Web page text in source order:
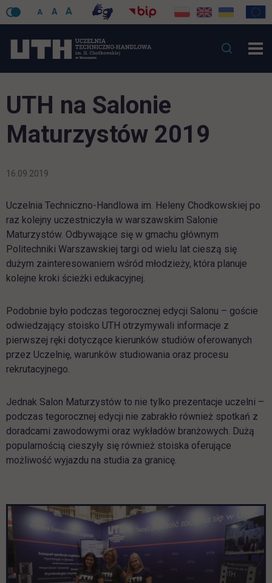
A A A
UTH na Salonie
Maturzystów 2019
16.09.2019
Uczelnia Techniczno-Handlowa im. Heleny Chodkowskiej po
raz kolejny uczestniczyła w warszawskim Salonie
Maturzystów. Odbywające się w gmachu głównym
Politechniki Warszawskiej targi od wielu lat cieszą się
dużym zainteresowaniem wśród młodzieży, która planuje
kolejne kroki ścieżki edukacyjnej.
Podobnie było podczas tegorocznej edycji Salonu – goście
odwiedzający stoisko UTH otrzymywali informacje z
pierwszej ręki dotyczące kierunków studiów oferowanych
przez Uczelnię, warunków studiowania oraz procesu
rekrutacyjnego.
Jednak Salon Maturzystów to nie tylko prezentacje uczelni –
podczas tegorocznej edycji nie zabrakło również spotkań z
doradcami zawodowymi oraz wykładów branżowych. Dużą
popularnością cieszyły się również stoiska oferujące
możliwość wyjazdu na studia za granicę.
Pomiń galerię